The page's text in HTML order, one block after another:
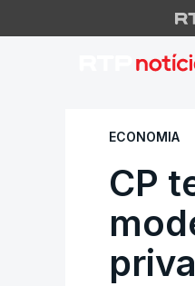
CP
ECONOMIA
CP